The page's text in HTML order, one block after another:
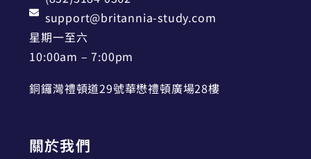
support@britannia-study.com
星期一至六
10:00am – 7:00pm
銅鑼灣禮頓道29號華懋禮頓廣場28樓
關於我們